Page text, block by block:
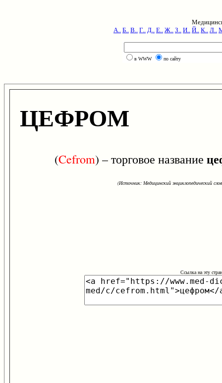
А.. Б.. В.. Г.. Д.. Е.. Ж.. З.. И.. Й.. К.. Л..
в WWW по сайту
ЦЕФРОМ
(Cefrom) – торговое название
(Источник: Медицинский энциклопедический
Ссылка на эту